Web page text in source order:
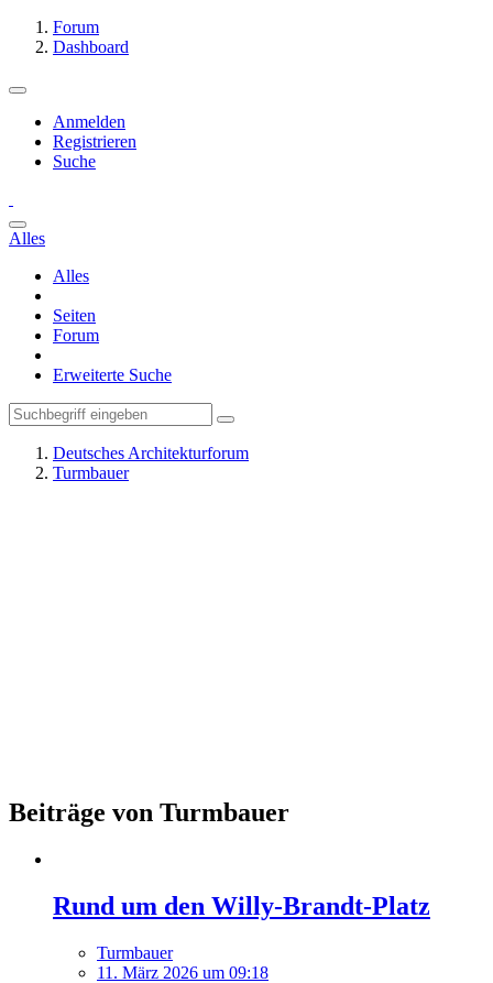
Forum
Dashboard
Anmelden
Registrieren
Suche
Alles
Alles
Seiten
Forum
Erweiterte Suche
Deutsches Architekturforum
Turmbauer
Beiträge von Turmbauer
Rund um den Willy-Brandt-Platz
Turmbauer
11. März 2026 um 09:18